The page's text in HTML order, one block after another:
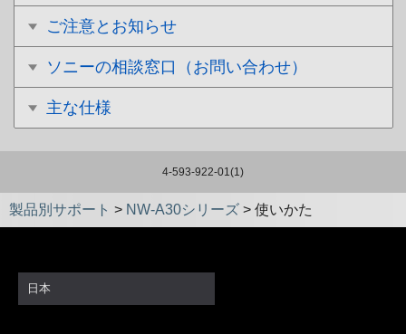
ご注意とお知らせ
ソニーの相談窓口（お問い合わせ）
主な仕様
4-593-922-01(1)
製品別サポート > NW-A30シリーズ > 使いかた
日本